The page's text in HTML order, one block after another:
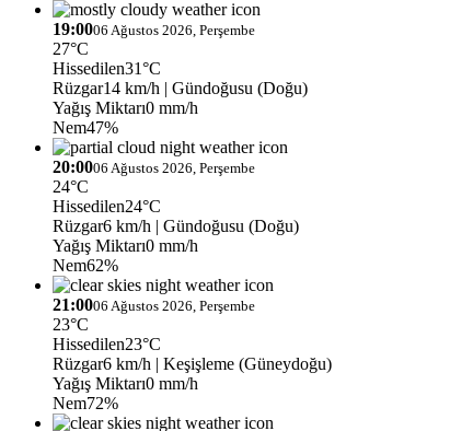
19:0006 Ağustos 2026, Perşembe
27°C
Hissedilen31°C
Rüzgar14 km/h | Gündoğusu (Doğu)
Yağış Miktarı0 mm/h
Nem47%
20:0006 Ağustos 2026, Perşembe
24°C
Hissedilen24°C
Rüzgar6 km/h | Gündoğusu (Doğu)
Yağış Miktarı0 mm/h
Nem62%
21:0006 Ağustos 2026, Perşembe
23°C
Hissedilen23°C
Rüzgar6 km/h | Keşişleme (Güneydoğu)
Yağış Miktarı0 mm/h
Nem72%